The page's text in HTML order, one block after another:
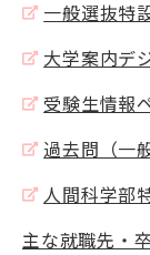
一般選抜特
大学案内デ
受験生情報
過去問（一
人間科学部
主な就職先・